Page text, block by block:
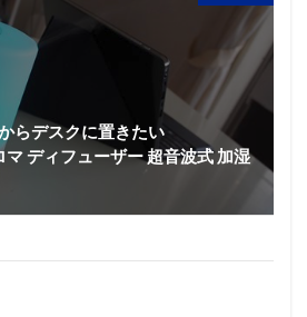
らデスクに置きたい
マ ディフューザー 超音波式 加湿